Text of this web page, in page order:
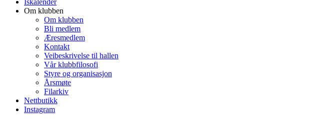
Iskalender
Om klubben
Om klubben
Bli medlem
Æresmedlem
Kontakt
Veibeskrivelse til hallen
Vår klubbfilosofi
Styre og organisasjon
Årsmøte
Filarkiv
Nettbutikk
Instagram